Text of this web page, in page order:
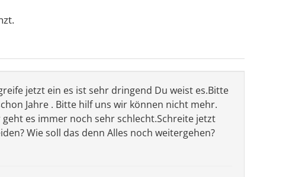
jetzt ein es ist sehr dringend Du weist es.Bitte
Jahre . Bitte hilf uns wir können nicht mehr.
es immer noch sehr schlecht.Schreite jetzt
Wie soll das denn Alles noch weitergehen?